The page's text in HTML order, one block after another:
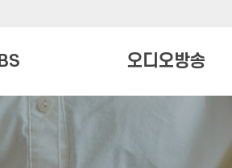
오디오방송